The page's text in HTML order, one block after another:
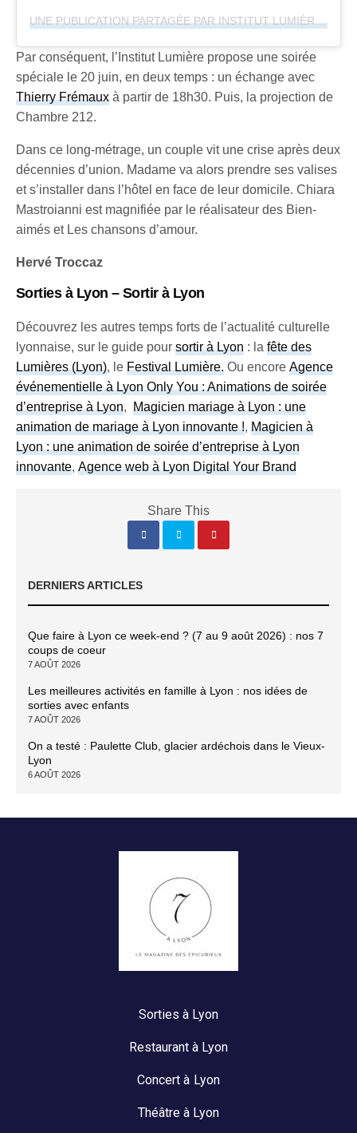
UNE PUBLICATION PARTAGÉE PAR INSTITUT LUMIÈRE (@INSTITUT.LUMIERE)
Par conséquent, l’Institut Lumière propose une soirée
spéciale le 20 juin, en deux temps : un échange avec
Thierry Frémaux à partir de 18h30. Puis, la projection de
Chambre 212.
Dans ce long-métrage, un couple vit une crise après deux
décennies d’union. Madame va alors prendre ses valises
et s’installer dans l’hôtel en face de leur domicile. Chiara
Mastroianni est magnifiée par le réalisateur des Bien-
aimés et Les chansons d’amour.
Hervé Troccaz
Sorties à Lyon – Sortir à Lyon
Découvrez les autres temps forts de l’actualité culturelle
lyonnaise, sur le guide poursortir à Lyon : lafête des
Lumières (Lyon), leFestival Lumière. Ou encoreAgence
événementielle à Lyon Only You : Animations de soirée
d’entreprise à Lyon,Magicien mariage à Lyon : une
animation de mariage à Lyon innovante !,Magicien à
Lyon : une animation de soirée d’entreprise à Lyon
innovante,Agence web à Lyon Digital Your Brand
Share This
DERNIERS ARTICLES
Que faire à Lyon ce week-end ? (7 au 9 août 2026) : nos 7
coups de coeur
7 AOÛT 2026
Les meilleures activités en famille à Lyon : nos idées de
sorties avec enfants
7 AOÛT 2026
On a testé : Paulette Club, glacier ardéchois dans le Vieux-
Lyon
6 AOÛT 2026
Sorties à Lyon
Restaurant à Lyon
Concert à Lyon
Théâtre à Lyon